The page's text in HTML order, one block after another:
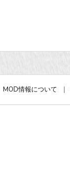
MOD情報について